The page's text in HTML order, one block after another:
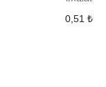
0,51 ₺